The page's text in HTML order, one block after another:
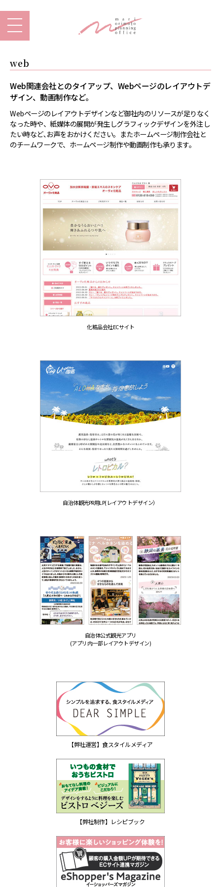
web
Web関連会社とのタイアップ、Webページのレイアウトデ
ザイン、動画制作など。
Webページのレイアウトデザインなど御社内のリソースが足りなく
なった時や、紙媒体の展開が発生しグラフィックデザインを外注し
たい時など､お声をおかけください。またホームページ制作会社と
のチームワークで、ホームページ制作や動画制作も承ります。
化粧品会社ECサイト
自治体観光PR用LP(レイアウトデザイン）
自治体公式観光アプリ
(アプリ内一部レイアウトデザイン)
【弊社運営】食スタイルメディア
【弊社制作】レシピブック